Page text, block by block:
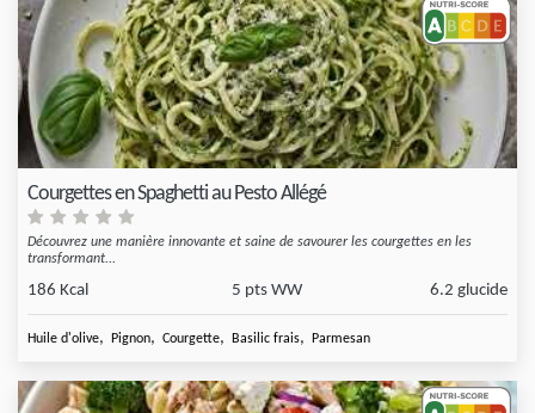
Courgettes en Spaghetti au Pesto Allégé
Découvrez une manière innovante et saine de savourer les courgettes en les
transformant...
186 Kcal 5 pts WW 6.2 glucide
Huile d'olive, Pignon, Courgette, Basilic frais, Parmesan